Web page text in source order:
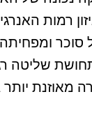
רמות
סוכר
תחושת שליטה
מאוזנת